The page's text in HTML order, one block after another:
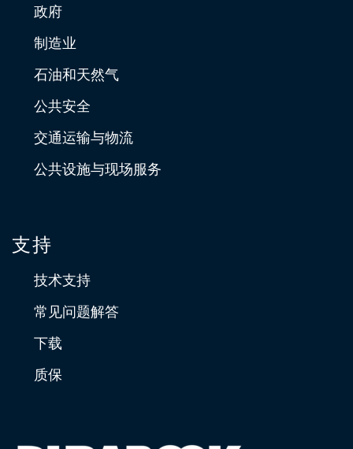
政府
制造业
石油和天然气
公共安全
交通运输与物流
公共设施与现场服务
支持
技术支持
常见问题解答
下载
质保